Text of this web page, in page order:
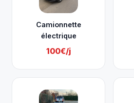
Camionnette
électrique
100€/j